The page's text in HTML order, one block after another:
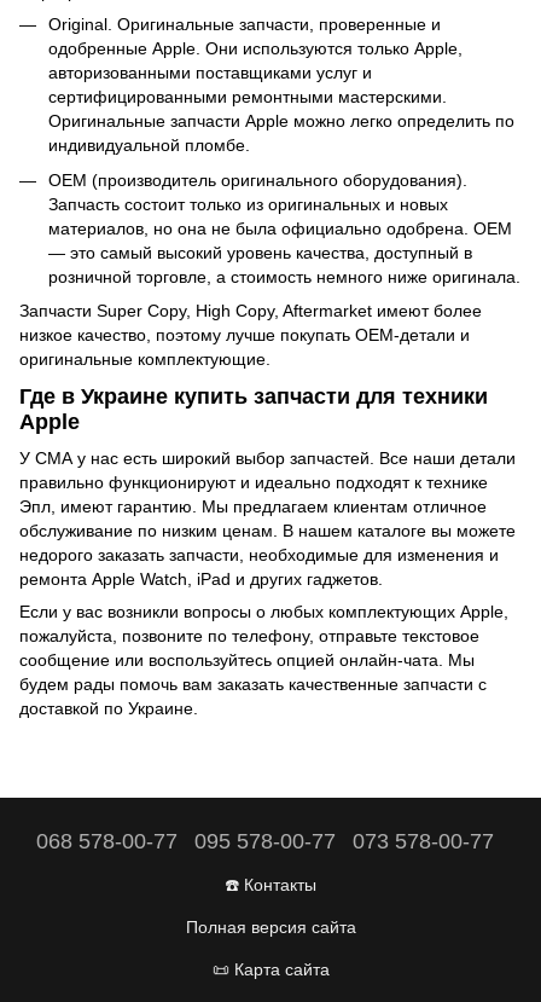
Original. Оригинальные запчасти, проверенные и
одобренные Apple. Они используются только Apple,
авторизованными поставщиками услуг и
сертифицированными ремонтными мастерскими.
Оригинальные запчасти Apple можно легко определить по
индивидуальной пломбе.
OEM (производитель оригинального оборудования).
Запчасть состоит только из оригинальных и новых
материалов, но она не была официально одобрена. OEM
— это самый высокий уровень качества, доступный в
розничной торговле, а стоимость немного ниже оригинала.
Запчасти Super Copy, High Copy, Aftermarket имеют более
низкое качество, поэтому лучше покупать OEM-детали и
оригинальные комплектующие.
Где в Украине купить запчасти для техники
Apple
У СМА у нас есть широкий выбор запчастей. Все наши детали
правильно функционируют и идеально подходят к технике
Эпл, имеют гарантию. Мы предлагаем клиентам отличное
обслуживание по низким ценам. В нашем каталоге вы можете
недорого заказать запчасти, необходимые для изменения и
ремонта Apple Watch , iPad и других гаджетов.
Если у вас возникли вопросы о любых комплектующих Apple,
пожалуйста, позвоните по телефону, отправьте текстовое
сообщение или воспользуйтесь опцией онлайн-чата. Мы
будем рады помочь вам заказать качественные запчасти с
доставкой по Украине.
068 578-00-77 095 578-00-77 073 578-00-77
☎️ Контакты
Полная версия сайта
📜 Карта сайта